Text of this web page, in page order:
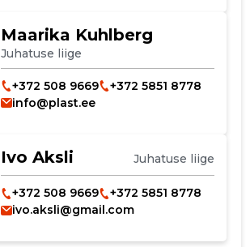
Maarika Kuhlberg
Juhatuse liige
+372 508 9669
+372 5851 8778
info@plast.ee
Ivo Aksli Juhatuse liige
+372 508 9669
+372 5851 8778
ivo.aksli@gmail.com